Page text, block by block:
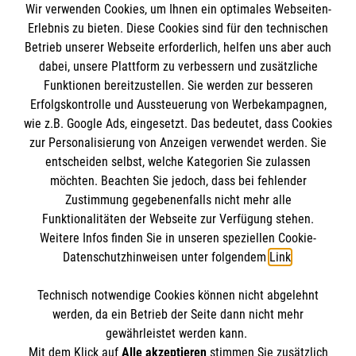
Presse
im Malteser Rettungsdienst und den
Einsatzdiensten der Malteser können Sie unter
gmb_mpg@malteser.orgkontaktieren.
Die Malteser
Malteser in Deutschland
Malteserorden
Malteser Jugend
Malteser International
Sharepoint
Spendenkonto
Empfänger: Malteser Hilfsdienst e.V.
Bank: Pax-Bank für Kirche und Caritas eG
IBAN: DE48370601201201209125
So finden Sie uns
Benzstraße 21 E
Telefon:05361 2728164
Email:info.wolfsburg@malteser.org
Soziale Netzwerke
Accordion 2
Wir verwenden Cookies, um Ihnen ein optimales Webseiten-
Erlebnis zu bieten. Diese Cookies sind für den technischen
Betrieb unserer Webseite erforderlich, helfen uns aber auch
dabei, unsere Plattform zu verbessern und zusätzliche
Funktionen bereitzustellen. Sie werden zur besseren
Erfolgskontrolle und Aussteuerung von Werbekampagnen,
wie z.B. Google Ads, eingesetzt. Das bedeutet, dass Cookies
zur Personalisierung von Anzeigen verwendet werden. Sie
entscheiden selbst, welche Kategorien Sie zulassen
möchten. Beachten Sie jedoch, dass bei fehlender
Zustimmung gegebenenfalls nicht mehr alle
Funktionalitäten der Webseite zur Verfügung stehen.
Weitere Infos finden Sie in unseren speziellen Cookie-
Datenschutzhinweisen unter folgendem Link.
Technisch notwendige Cookies können nicht abgelehnt
werden, da ein Betrieb der Seite dann nicht mehr
gewährleistet werden kann.
Mit dem Klick auf Alle akzeptierenstimmen Sie zusätzlich